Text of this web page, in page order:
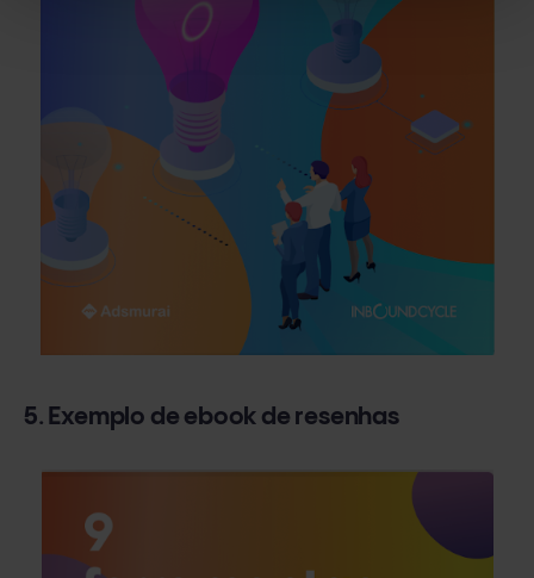
5. Exemplo de ebook de resenhas